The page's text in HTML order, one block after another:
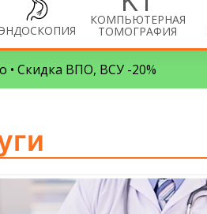
ЭНДОСКОПИЯ
КОМПЬЮТЕРНАЯ
ТОМОГРАФИЯ
• Скидка ВПО, ВСУ -20%